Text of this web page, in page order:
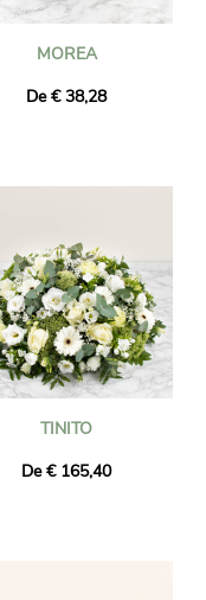
MOREA
De € 38,28
TINITO
De € 165,40